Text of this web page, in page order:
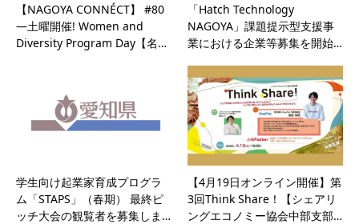
【NAGOYA CONNÉCT】 #80
—土曜開催! Women and
Diversity Program Day【名…
「Hatch Technology
NAGOYA」課題提示型支援事
業における企業等募集を開始…
学生向け起業家育成プログラ
ム「STAPS」（春期） 最終ピ
ッチ大会の観覧者を募集しま…
【4月19日オンライン開催】第
3回Think Share！【シェアリ
ングエコノミー協会中部支部…